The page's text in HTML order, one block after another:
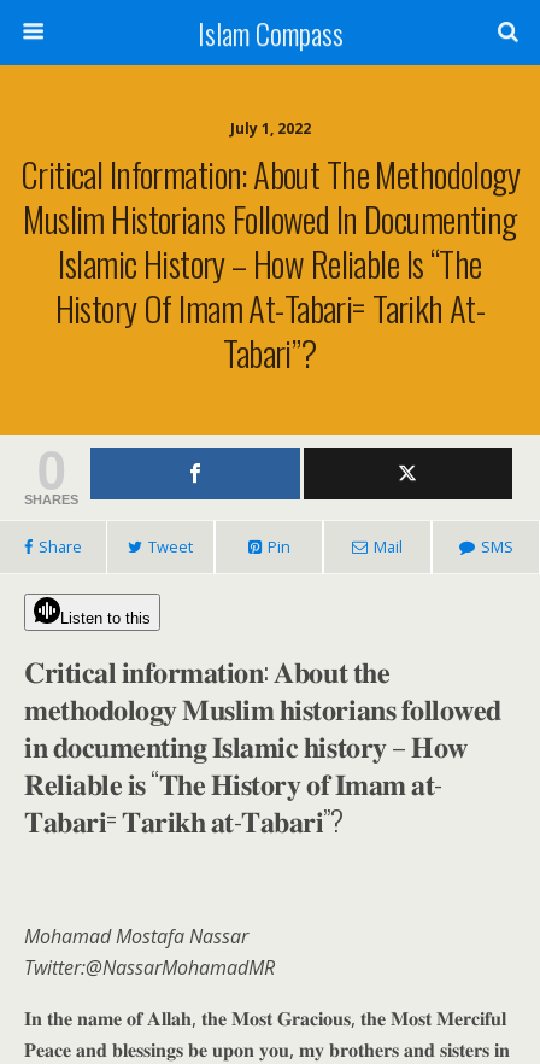
Islam Compass
July 1, 2022
Critical Information: About The Methodology
Muslim Historians Followed In Documenting
Islamic History – How Reliable Is “The
History Of Imam At-Tabari= Tarikh At-
Tabari”?
0
SHARES
Share Tweet Pin Mail SMS
Listen to this
𝐂𝐫𝐢𝐭𝐢𝐜𝐚𝐥 𝐢𝐧𝐟𝐨𝐫𝐦𝐚𝐭𝐢𝐨𝐧: 𝐀𝐛𝐨𝐮𝐭 𝐭𝐡𝐞
𝐦𝐞𝐭𝐡𝐨𝐝𝐨𝐥𝐨𝐠𝐲 𝐌𝐮𝐬𝐥𝐢𝐦 𝐡𝐢𝐬𝐭𝐨𝐫𝐢𝐚𝐧𝐬 𝐟𝐨𝐥𝐥𝐨𝐰𝐞𝐝
𝐢𝐧 𝐝𝐨𝐜𝐮𝐦𝐞𝐧𝐭𝐢𝐧𝐠 𝐈𝐬𝐥𝐚𝐦𝐢𝐜 𝐡𝐢𝐬𝐭𝐨𝐫𝐲 – 𝐇𝐨𝐰
𝐑𝐞𝐥𝐢𝐚𝐛𝐥𝐞 𝐢𝐬 “𝐓𝐡𝐞 𝐇𝐢𝐬𝐭𝐨𝐫𝐲 𝐨𝐟 𝐈𝐦𝐚𝐦 𝐚𝐭-
𝐓𝐚𝐛𝐚𝐫𝐢= 𝐓𝐚𝐫𝐢𝐤𝐡 𝐚𝐭-𝐓𝐚𝐛𝐚𝐫𝐢”?
Mohamad Mostafa Nassar
Twitter:@NassarMohamadMR
𝐈𝐧 𝐭𝐡𝐞 𝐧𝐚𝐦𝐞 𝐨𝐟 𝐀𝐥𝐥𝐚𝐡, 𝐭𝐡𝐞 𝐌𝐨𝐬𝐭 𝐆𝐫𝐚𝐜𝐢𝐨𝐮𝐬, 𝐭𝐡𝐞 𝐌𝐨𝐬𝐭 𝐌𝐞𝐫𝐜𝐢𝐟𝐮𝐥
𝐏𝐞𝐚𝐜𝐞 𝐚𝐧𝐝 𝐛𝐥𝐞𝐬𝐬𝐢𝐧𝐠𝐬 𝐛𝐞 𝐮𝐩𝐨𝐧 𝐲𝐨𝐮, 𝐦𝐲 𝐛𝐫𝐨𝐭𝐡𝐞𝐫𝐬 𝐚𝐧𝐝 𝐬𝐢𝐬𝐭𝐞𝐫𝐬 𝐢𝐧